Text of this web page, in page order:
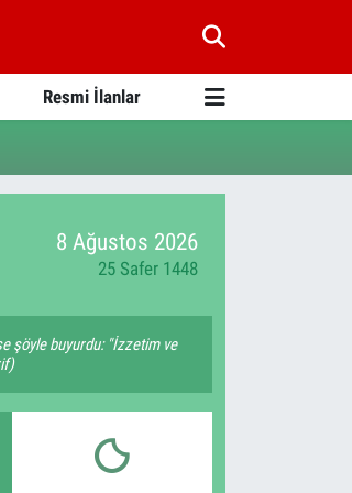
Resmi İlanlar
8 Ağustos 2026
25 Safer 1448
şöyle buyurdu: "İzzetim ve